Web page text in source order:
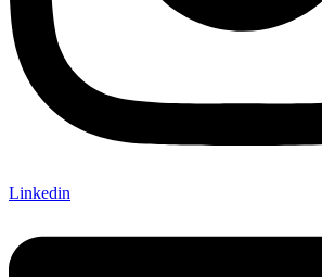
Linkedin